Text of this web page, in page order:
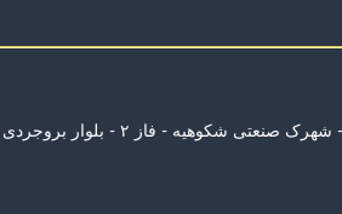
صنعتی شکوهیه - فاز ۲ - بلوار بروجردی - خیابان کلاهدوز ۵